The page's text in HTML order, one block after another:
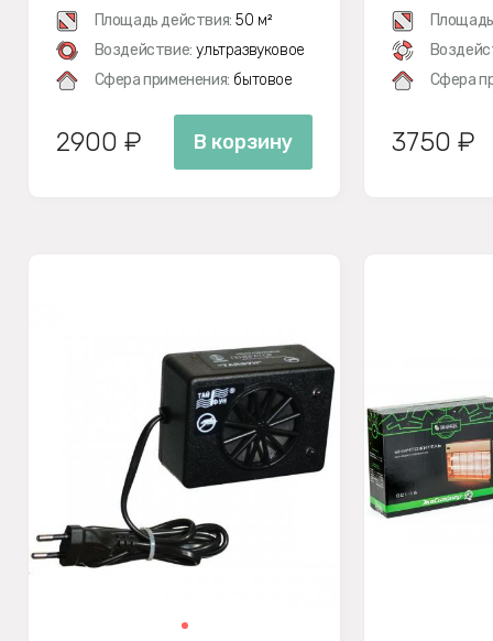
Площадь действия: 50 м²
Воздействие: ультразвуковое
Сфера применения: бытовое
2900 ₽ В корзину
AN-A325
Сфера
3750 ₽